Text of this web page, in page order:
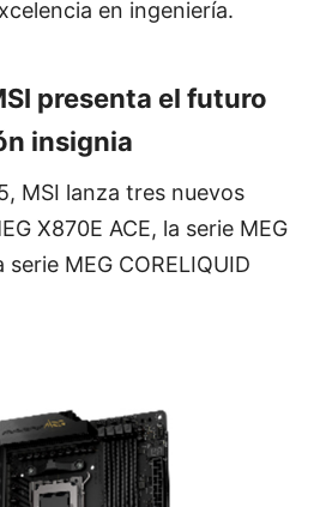
en ingeniería.
presenta el futuro
insignia
MSI lanza tres nuevos
X870E ACE, la serie MEG
MEG CORELIQUID